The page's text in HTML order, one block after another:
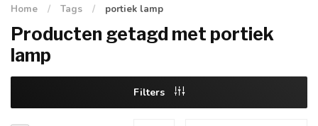
Home / Tags / portiek lamp
Producten getagd met portiek
lamp
Filters